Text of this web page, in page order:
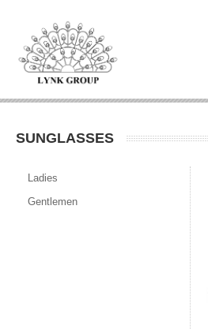
SUNGLASSES
Ladies
Gentlemen